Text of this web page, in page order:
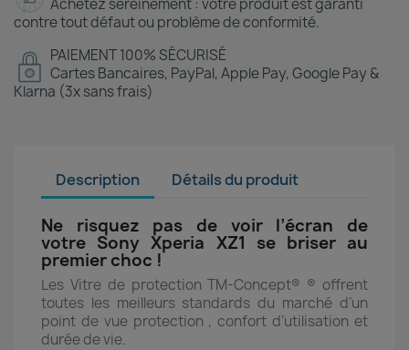
Achetez sereinement : votre produit est garanti
contre tout défaut ou problème de conformité.
PAIEMENT 100% SÉCURISÉ
Cartes Bancaires, PayPal, Apple Pay, Google Pay &
Klarna (3x sans frais)
Description Détails du produit
Ne risquez pas de voir l’écran de
votre Sony Xperia XZ1 se briser au
premier choc !
Les Vitre de protection TM-Concept® ® offrent
toutes les meilleurs standards du marché d’un
point de vue protection , confort d’utilisation et
durée de vie.